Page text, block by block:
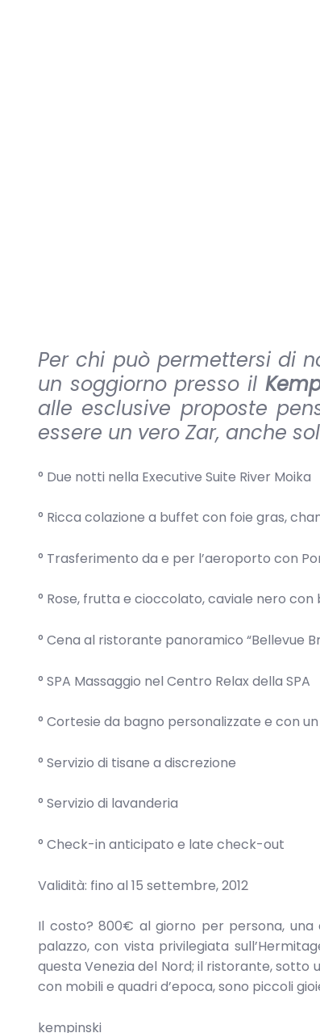
Per chi può permettersi di
un soggiorno presso il
alle esclusive proposte
essere un vero Zar, anche
° Due notti nella Executive Suite River Moika
° Ricca colazione a buffet con foie gras,
° Trasferimento da e per l’aeroporto con
° Rose, frutta e cioccolato, caviale nero
° Cena al ristorante panoramico “Bellevue
° SPA Massaggio nel Centro Relax della SPA
° Cortesie da bagno personalizzate e con
° Servizio di tisane a discrezione
° Servizio di lavanderia
° Check-in anticipato e late check-out
Validità: fino al 15 settembre, 2012
Il costo? 800€ al giorno per persona,
palazzo, con vista privilegiata
questa Venezia del Nord; il ristorante,
con mobili e quadri d’epoca, sono piccoli
kempinski